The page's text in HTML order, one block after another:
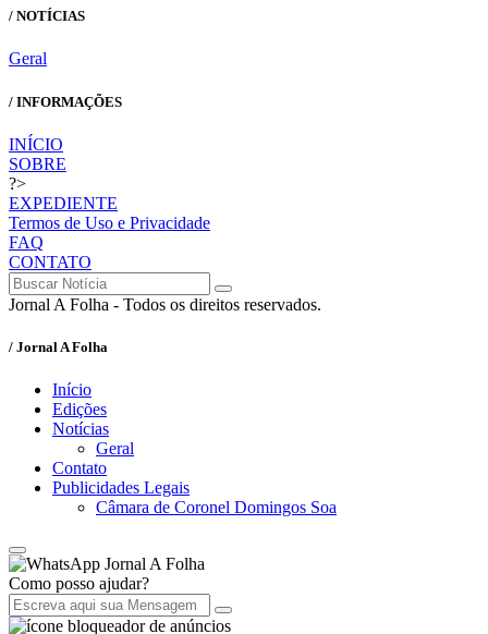
/ NOTÍCIAS
Geral
/ INFORMAÇÕES
INÍCIO
SOBRE
?>
EXPEDIENTE
Termos de Uso e Privacidade
FAQ
CONTATO
Jornal A Folha - Todos os direitos reservados.
/ Jornal A Folha
Início
Edições
Notícias
Geral
Contato
Publicidades Legais
Câmara de Coronel Domingos Soa
Jornal A Folha
Como posso ajudar?